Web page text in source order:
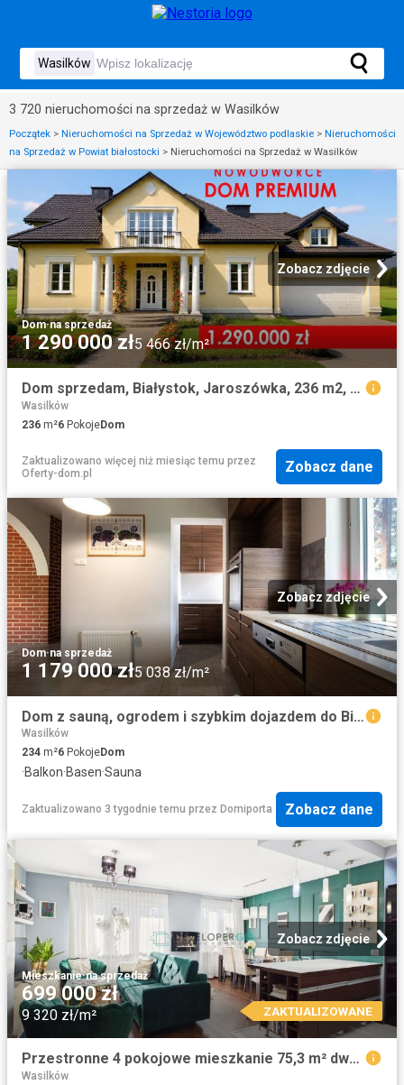
3 720 nieruchomości na sprzedaż w Wasilków
Początek > Nieruchomości na Sprzedaż w Województwo podlaskie > Nieruchomości
na Sprzedaż w Powiat białostocki > Nieruchomości na Sprzedaż w Wasilków
Zobacz zdjęcie
Dom·na sprzedaż
1 290 000 zł5 466 zł/m²
Dom sprzedam, Białystok, Jaroszówka, 236 m2, cena: 1 290 000 zł
Wasilków
236 m²6 PokojeDom
Zaktualizowano więcej niż miesiąc temu przez
Oferty-dom.pl
Zobacz dane
Zobacz zdjęcie
Dom·na sprzedaż
1 179 000 zł5 038 zł/m²
Dom z sauną, ogrodem i szybkim dojazdem do Białegostoku
Wasilków
234 m²6 PokojeDom
·Balkon·Basen·Sauna
Zaktualizowano 3 tygodnie temu przez Domiporta Zobacz dane
Zobacz zdjęcie
Mieszkanie·na sprzedaż
699 000 zł
9 320 zł/m² ZAKTUALIZOWANE
Przestronne 4 pokojowe mieszkanie 75,3 m² dwa balkony, piwnice
Wasilków